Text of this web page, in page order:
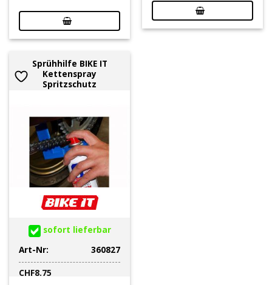
Sprühhilfe BIKE IT
Kettenspray
Spritzschutz
sofort lieferbar
Art-Nr:
360827
CHF8.75